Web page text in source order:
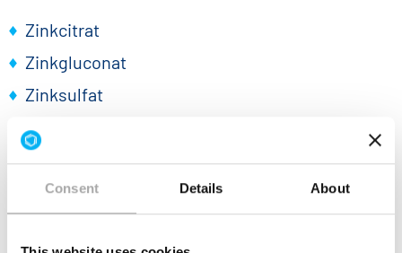
Consent Details About
Zinkcitrat
Zinkgluconat
Zinksulfat